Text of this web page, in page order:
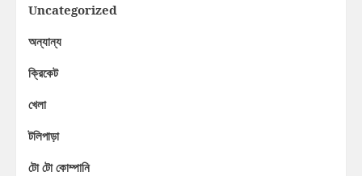
Uncategorized
অন্যান্য
ক্রিকেট
খেলা
টলিপাড়া
টো টো কোম্পানি